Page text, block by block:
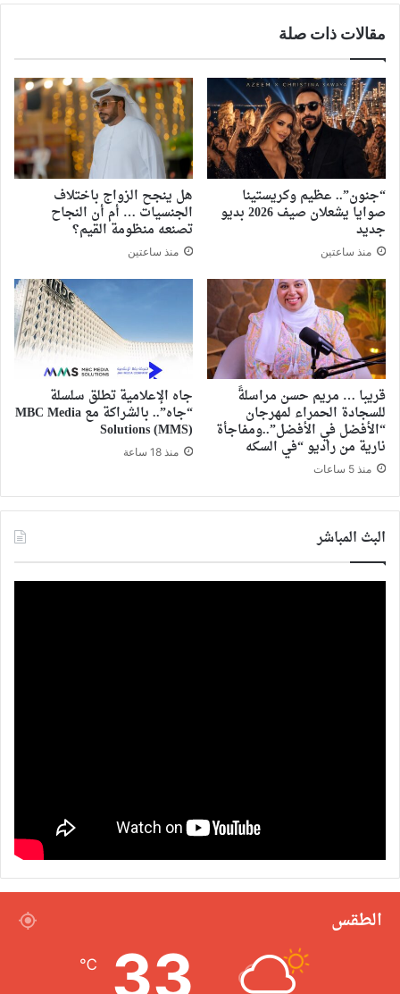
مقالات ذات صلة
“جنون”.. عظيم وكريستينا
صوايا يشعلان صيف 2026 بديو
جديد
منذ ساعتين
هل ينجح الزواج باختلاف
الجنسيات … أم أن النجاح
تصنعه منظومة القيم؟
منذ ساعتين
قريبا … مريم حسن مراسلةً
للسجادة الحمراء لمهرجان
“الأفضل في الأفضل”..ومفاجأة
نارية من راديو “في السكه
منذ 5 ساعات
جاه الإعلامية تطلق سلسلة
“جاه”.. بالشراكة مع MBC Media
Solutions (MMS)
منذ 18 ساعة
البث المباشر
الطقس
33
℃